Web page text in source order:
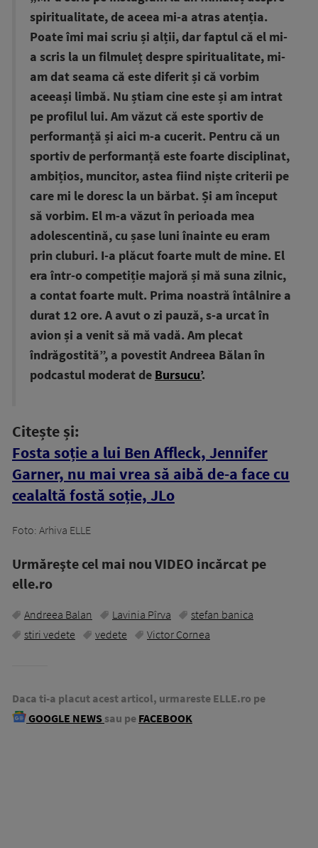
spiritualitate, de aceea mi-a atras atenția.
Poate îmi mai scriu și alții, dar faptul că el mi-
a scris la un filmuleț despre spiritualitate, mi-
am dat seama că este diferit și că vorbim
aceeași limbă. Nu știam cine este și am intrat
pe profilul lui. Am văzut că este sportiv de
performanță și aici m-a cucerit. Pentru că un
sportiv de performanță este foarte disciplinat,
ambițios, muncitor, astea fiind niște criterii pe
care mi le doresc la un bărbat. Și am început
să vorbim. El m-a văzut în perioada mea
adolescentină, cu șase luni înainte eu eram
prin cluburi. I-a plăcut foarte mult de mine. El
era într-o competiție majoră și mă suna zilnic,
a contat foarte mult. Prima noastră întâlnire a
durat 12 ore. A avut o zi pauză, s-a urcat în
avion și a venit să mă vadă. Am plecat
îndrăgostită”, a povestit Andreea Bălan în
podcastul moderat de Bursucu’.
Citește și:
Fosta soție a lui Ben Affleck, Jennifer
Garner, nu mai vrea să aibă de-a face cu
cealaltă fostă soție, JLo
Foto: Arhiva ELLE
Urmăreşte cel mai nou VIDEO incărcat pe
elle.ro
Andreea Balan Lavinia Pîrva
stefan banica
stiri vedete
vedete Victor Cornea
Daca ti-a placut acest articol, urmareste ELLE.ro pe
GOOGLE NEWS sau pe FACEBOOK